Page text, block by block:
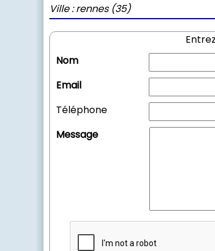
Ville : rennes (35)
Nom
Email
Téléphone
Message